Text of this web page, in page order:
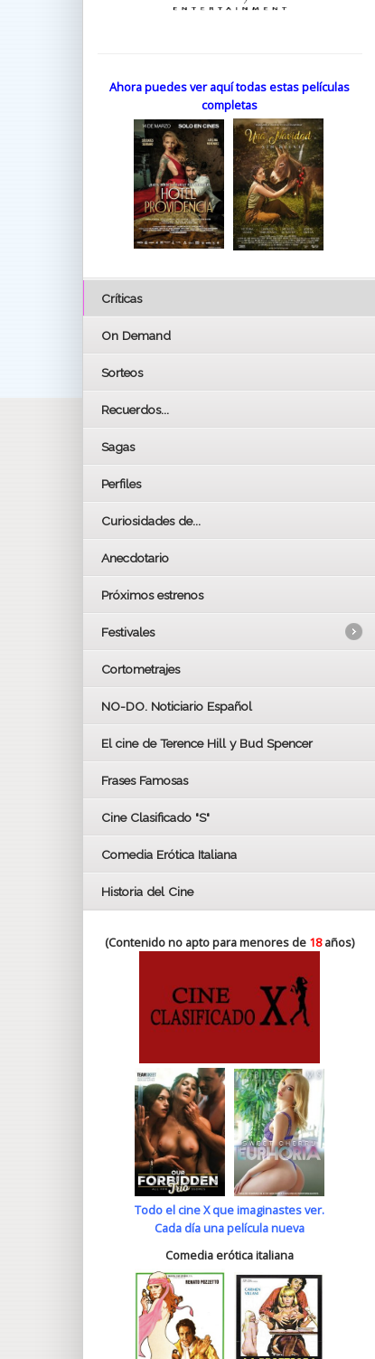
Ahora puedes ver aquí todas estas películas
completas
Críticas
On Demand
Sorteos
Recuerdos...
Sagas
Perfiles
Curiosidades de...
Anecdotario
Próximos estrenos
Festivales
LOS OSCARS
BAFTA
Cortometrajes
NO-DO. Noticiario Español
El cine de Terence Hill y Bud Spencer
Frases Famosas
Cine Clasificado "S"
Comedia Erótica Italiana
Historia del Cine
(Contenido no apto para menores de 18años)
Todo el cine X que imaginastes ver.
Cada día una película nueva
Comedia erótica italiana